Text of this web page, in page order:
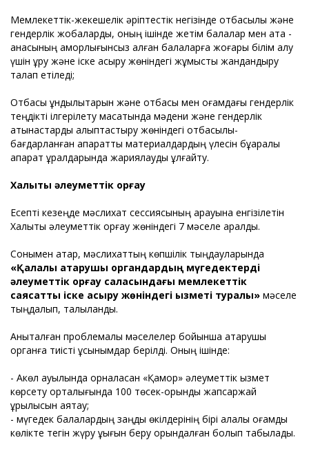
Мемлекеттік-жекешелік әріптестік негізінде отбасылық және
гендерлік жобаларды, оның ішінде жетім балалар мен ата -
анасының қамқорлығынсыз қалған балаларға жоғары білім алу
үшін құру және іске асыру жөніндегі жұмысты жандандыру
талап етіледі;
Отбасы құндылықтарын және отбасы мен қоғамдағы гендерлік
теңдікті ілгерілету мақсатында мәдени және гендерлік
қатынастарды қалыптастыру жөніндегі отбасылық-
бағдарланған ақпараттық материалдардың үлесін бұқаралық
ақпарат құралдарында жариялауды ұлғайту.
Халықты әлеуметтік қорғау
Есепті кезеңде мәслихат сессиясының қарауына енгізілетін
Халықты әлеуметтік қорғау жөніндегі 7 мәселе қаралды.
Сонымен қатар, мәслихаттың көпшілік тыңдауларында
«Қалалық атқарушы органдардың мүгедектерді
әлеуметтік қорғау саласындағы мемлекеттік
саясатты іске асыру жөніндегі қызметі туралы» мәселе
тыңдалып, талқыланды.
Анықталған проблемалық мәселелер бойынша атқарушы
органға тиісті ұсынымдар берілді. Оның ішінде:
- Ақкөл ауылында орналасқан «Қамқор» әлеуметтік қызмет
көрсету орталығында 100 төсек-орындық жапсаржай
құрылысын аяқтау;
- мүгедек балалардың заңды өкілдерінің бірі қалалық қоғамдық
көлікте тегін жүру құқығын беру орындалған болып табылады.